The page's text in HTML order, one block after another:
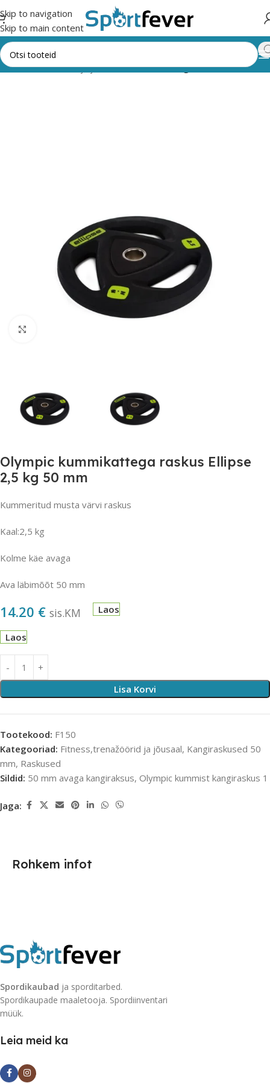
Skip to navigation
Skip to main content
ja jõusaal Raskused Kangiraskused 50 mm
Olympic kummikattega raskus Ellipse
2,5 kg 50 mm
Kummeritud musta värvi raskus
Kaal:2,5 kg
Kolme käe avaga
Ava läbimõõt 50 mm
14.20 € sis.KM Laos
Laos
Lisa Korvi
Tootekood: F150
Kategooriad: Fitness,trenažöörid ja jõusaal, Kangiraskused 50
mm, Raskused
Sildid: 50 mm avaga kangiraksus, Olympic kummist kangiraskus 1
Jaga:
Rohkem infot
Spordikaubad ja sporditarbed.
Spordikaupade maaletooja. Spordiinventari
müük.
Leia meid ka